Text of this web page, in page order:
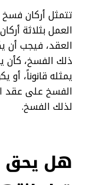
العمل بثلاثة
العقد، فيجب أن
ذلك الفسخ،
يمثله قانوناً،
الفسخ على عقد
لذلك الفسخ.
هل يحق